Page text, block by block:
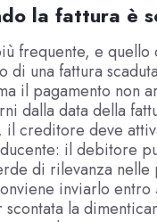
la fattura è
frequente, e
di una fattura
il pagamento non
dalla data della
il creditore deve
il debitore
di rilevanza
inviarlo
la